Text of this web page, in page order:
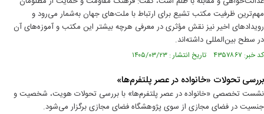
مهم‌ترین ظرفیت مکتب تشیع برای ارتباط با ملت‌های جهان به‌شمار می‌رود و
رویدادهای اخیر نیز نقش مؤثری در معرفی هرچه بیشتر این مکتب و آموزه‌های آن
در سطح بین‌المللی داشته‌اند.
کد خبر: ۴۳۵۷۸۶۷ تاریخ انتشار : ۱۴۰۵/۰۳/۲۳
بررسی تحولات «خانواده در عصر پلتفرم‌ها»
نشست تخصصی «خانواده در عصر پلتفرم‌ها» با بررسی تحولات هویت، شخصیت و
جنسیت در فضای مجازی از سوی پژوهشگاه فضای مجازی برگزار می‌شود.